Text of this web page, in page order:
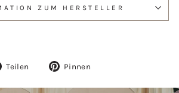
ZUM HERSTELLER
Teilen
Auf
Pinnen